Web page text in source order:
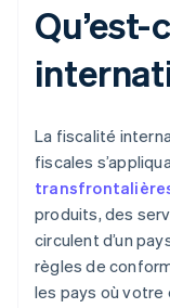
La fiscalité
fiscales
produits, des
circulent d’un
règles de
les pays où